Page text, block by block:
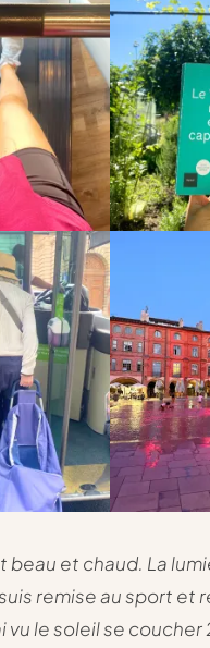
beau et chaud. La
remise au sport et
vu le soleil se